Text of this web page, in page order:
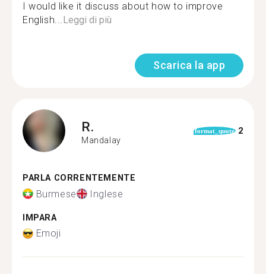
I would like it discuss about how to improve
English...Leggi di più
Scarica la app
R.
Mandalay
format_quote 2
PARLA CORRENTEMENTE
Burmese Inglese
IMPARA
Emoji